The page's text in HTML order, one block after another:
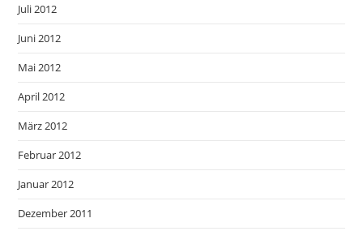
Juli 2012
Juni 2012
Mai 2012
April 2012
März 2012
Februar 2012
Januar 2012
Dezember 2011